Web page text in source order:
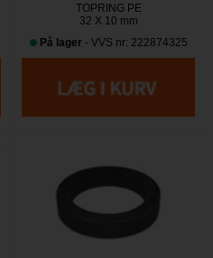
TOPRING PE
32 X 10 mm
På lager - VVS nr: 222874325